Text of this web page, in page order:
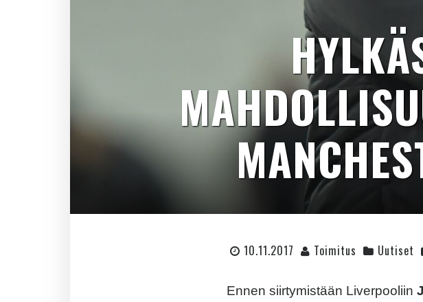
10.11.2017 Toimitus Uutiset
Ennen siirtymistään Liverpooliin